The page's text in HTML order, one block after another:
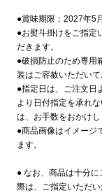
●賞味期限：2027年5
●お熨斗掛けをご指定
だきます。
●破損防止のため専用
装はご容赦いただいて
●指定日は、ご注文日
より日付指定を承れ
は、お手数をおかけ
●商品画像はイメージ
ます。
● なお、商品は十分
際は、ご指定いただ